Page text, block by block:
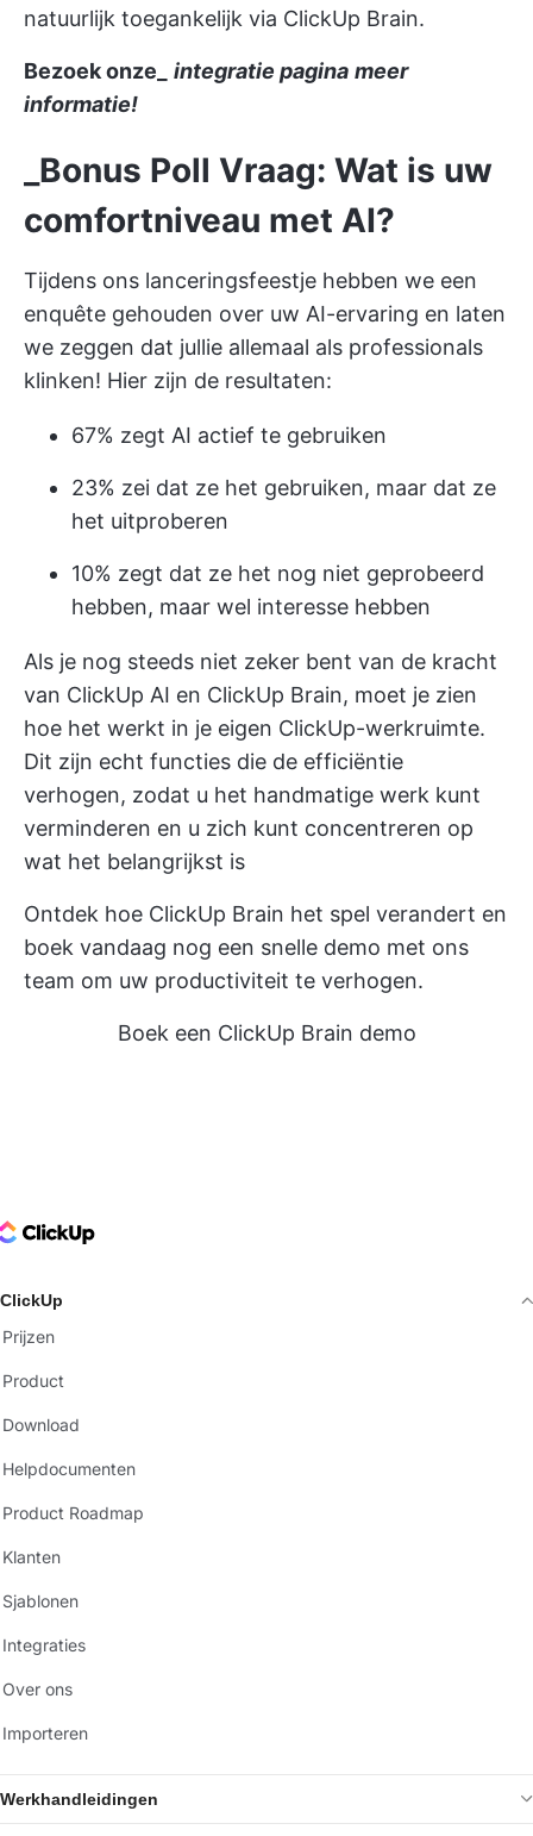
natuurlijk toegankelijk via ClickUp Brain.
Bezoek onze_ integratie pagina meer
informatie!
_Bonus Poll Vraag: Wat is uw
comfortniveau met AI?
Tijdens ons lanceringsfeestje hebben we een
enquête gehouden over uw AI-ervaring en laten
we zeggen dat jullie allemaal als professionals
klinken! Hier zijn de resultaten:
67% zegt AI actief te gebruiken
23% zei dat ze het gebruiken, maar dat ze
het uitproberen
10% zegt dat ze het nog niet geprobeerd
hebben, maar wel interesse hebben
Als je nog steeds niet zeker bent van de kracht
van ClickUp AI en ClickUp Brain, moet je zien
hoe het werkt in je eigen ClickUp-werkruimte.
Dit zijn echt functies die de efficiëntie
verhogen, zodat u het handmatige werk kunt
verminderen en u zich kunt concentreren op
wat het belangrijkst is
Ontdek hoe ClickUp Brain het spel verandert en
boek vandaag nog een snelle demo met ons
team om uw productiviteit te verhogen.
Boek een ClickUp Brain demo
Logo
ClickUp
Prijzen
Product
Download
Helpdocumenten
Product Roadmap
Klanten
Sjablonen
Integraties
Over ons
Importeren
Werkhandleidingen